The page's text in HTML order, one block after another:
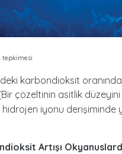
tepkimesi
karbondioksit
çözeltinin asitlik
hidrojen iyonu derişiminde
Artışı